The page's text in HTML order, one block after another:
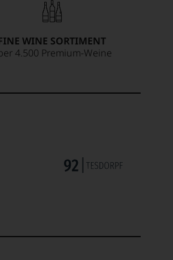
WINE SORTIMENT
4.500 Premium-Weine